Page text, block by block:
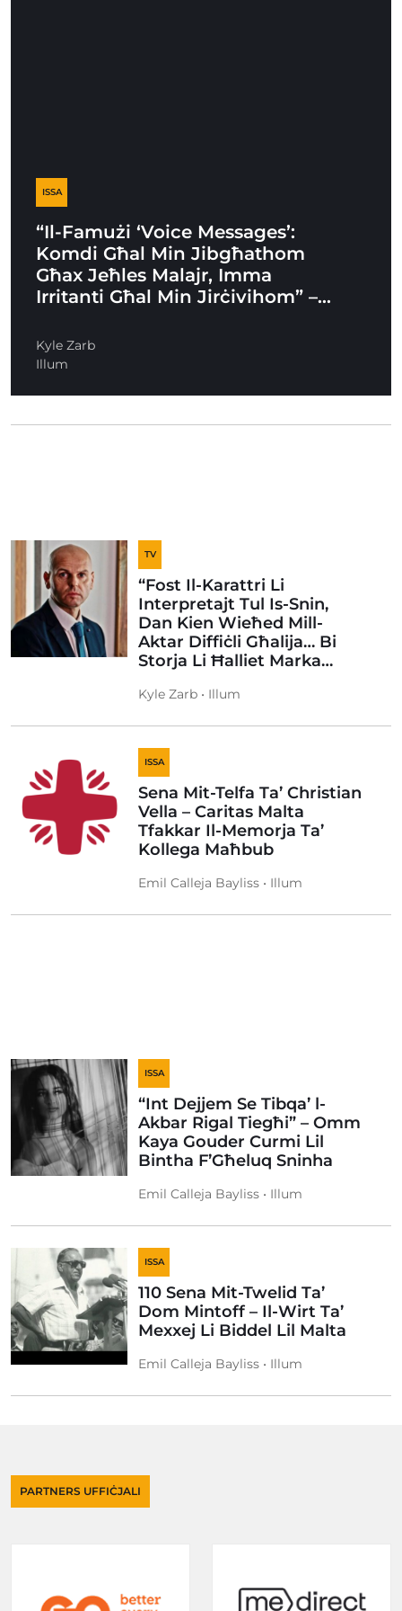
ISSA
“Il-Famużi ‘Voice Messages’:
Komdi Għal Min Jibgħathom
Għax Jeħles Malajr, Imma
Irritanti Għal Min Jirċivihom” –…
Kyle Zarb
Illum
TV
“Fost Il-Karattri Li
Interpretajt Tul Is-Snin,
Dan Kien Wieħed Mill-
Aktar Diffiċli Għalija… Bi
Storja Li Ħalliet Marka…
Kyle Zarb • Illum
ISSA
Sena Mit-Telfa Ta’ Christian
Vella – Caritas Malta
Tfakkar Il-Memorja Ta’
Kollega Maħbub
Emil Calleja Bayliss • Illum
ISSA
“Int Dejjem Se Tibqa’ l-
Akbar Rigal Tiegħi” – Omm
Kaya Gouder Curmi Lil
Bintha F’Għeluq Sninha
Emil Calleja Bayliss • Illum
ISSA
110 Sena Mit-Twelid Ta’
Dom Mintoff – Il-Wirt Ta’
Mexxej Li Biddel Lil Malta
Emil Calleja Bayliss • Illum
PARTNERS UFFIĊJALI